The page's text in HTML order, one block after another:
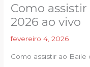
Como
2026 ao vivo
fevereiro 4, 2026
Como assistir ao Baile